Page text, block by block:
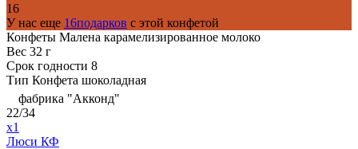
16
У нас еще 16подарков с этой конфетой
Конфеты Малена карамелизированное молоко
Вес 32 г
Срок годности 8
Тип Конфета шоколадная
фабрика "Акконд"
22/34
x1
Люси КФ